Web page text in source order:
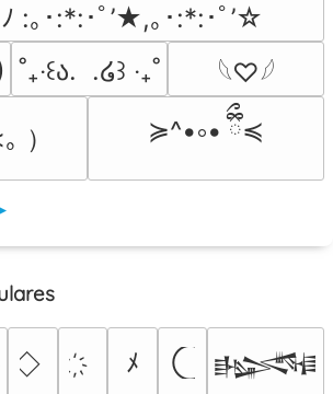
:｡･:*:･ﾟ’★,｡･:*:･ﾟ’☆
˚₊‧꒰ა.  .໒꒱ ‧₊˚ 𓆩♡𓆪
） ≽^•༚• ྀིྀ≼
ﾒ 𒈙